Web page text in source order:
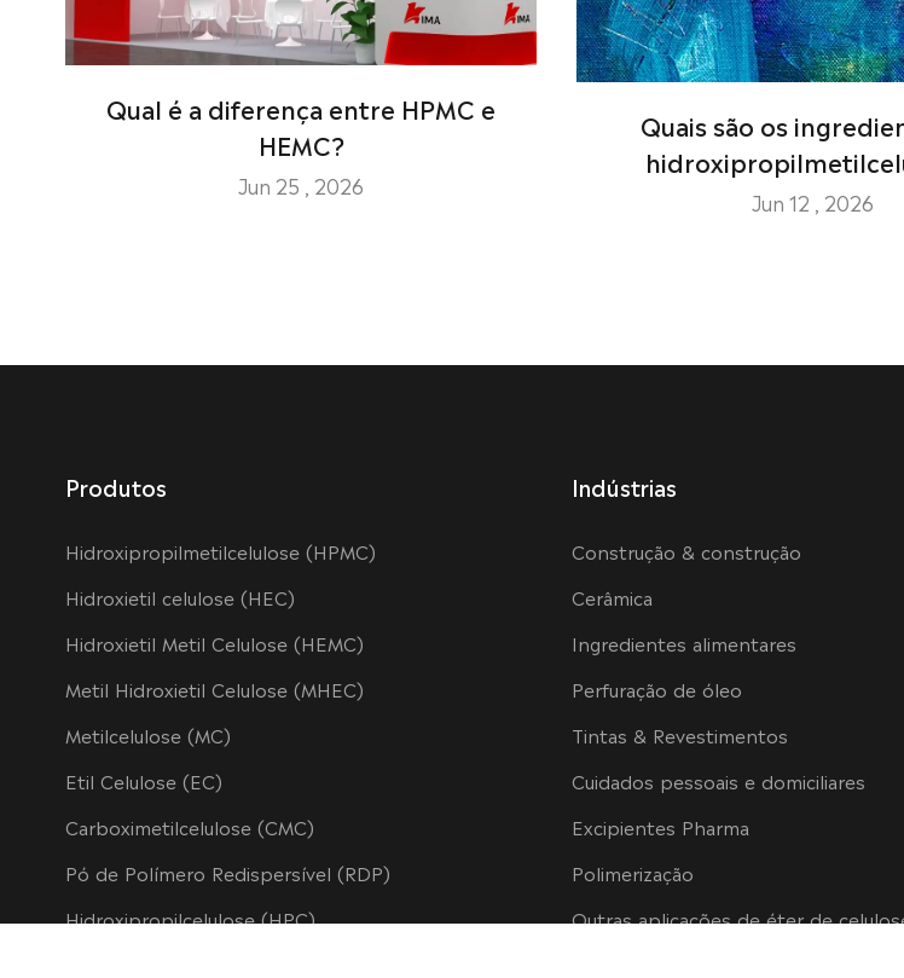
Qual é a diferença entre HPMC e
HEMC?
Jun 25 , 2026
Quais são os
Jun 12 , 2026
Produtos
Hidroxipropilmetilcelulose (HPMC)
Hidroxietil celulose (HEC)
Hidroxietil Metil Celulose (HEMC)
Metil Hidroxietil Celulose (MHEC)
Metilcelulose (MC)
Etil Celulose (EC)
Carboximetilcelulose (CMC)
Pó de Polímero Redispersível (RDP)
Hidroxipropilcelulose (HPC)
Indústrias
Construção & construção
Cerâmica
Ingredientes alimentares
Perfuração de óleo
Tintas & Revestimentos
Cuidados pessoais e domiciliares
Excipientes Pharma
Polimerização
Outras aplicações de éter de